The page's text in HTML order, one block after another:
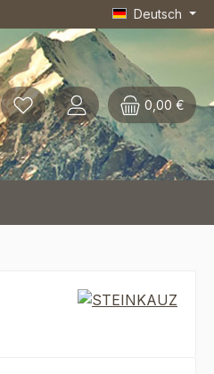
Deutsch
0,00 €